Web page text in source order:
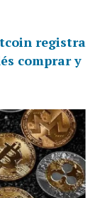
registra
comprar y